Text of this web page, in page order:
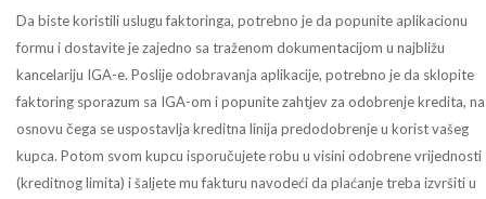
Da biste koristili uslugu faktoringa, potrebno je da popunite aplikacionu
formu i dostavite je zajedno sa traženom dokumentacijom u najbližu
kancelariju IGA-e. Poslije odobravanja aplikacije, potrebno je da sklopite
faktoring sporazum sa IGA-om i popunite zahtjev za odobrenje kredita, na
osnovu čega se uspostavlja kreditna linija predodobrenje u korist vašeg
kupca. Potom svom kupcu isporučujete robu u visini odobrene vrijednosti
(kreditnog limita) i šaljete mu fakturu navodeći da plaćanje treba izvršiti u